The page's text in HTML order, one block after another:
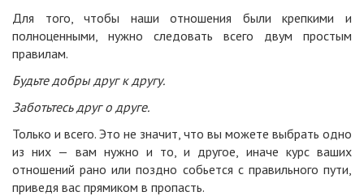
Для того, чтобы наши отношения были крепкими и
полноценными, нужно следовать всего двум простым
правилам.
Будьте добры друг к другу.
Заботьтесь друг о друге.
Только и всего. Это не значит, что вы можете выбрать одно
из них — вам нужно и то, и другое, иначе курс ваших
отношений рано или поздно собьется с правильного пути,
приведя вас прямиком в пропасть.